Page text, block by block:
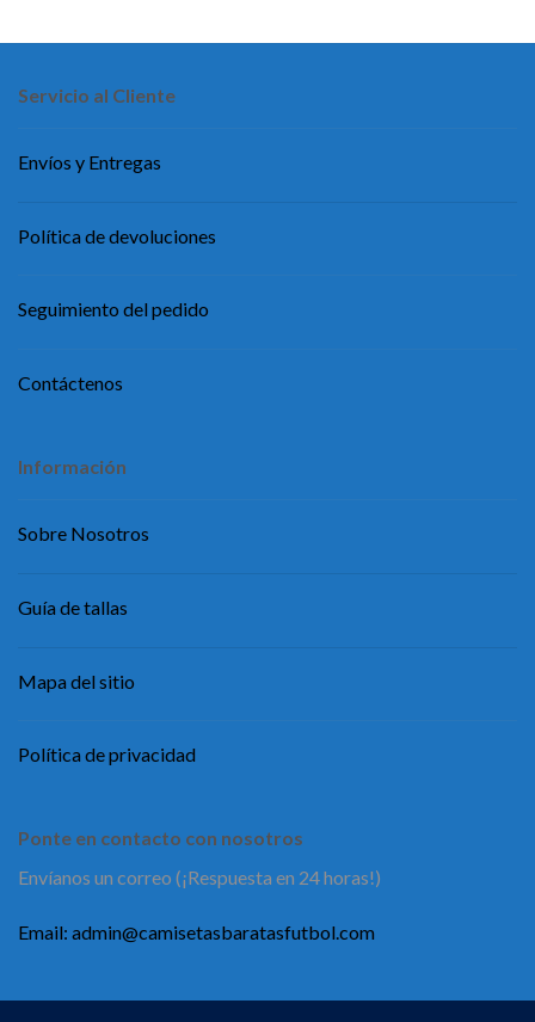
Servicio al Cliente
Envíos y Entregas
Política de devoluciones
Seguimiento del pedido
Contáctenos
Información
Sobre Nosotros
Guía de tallas
Mapa del sitio
Política de privacidad
Ponte en contacto con nosotros
Envíanos un correo (¡Respuesta en 24 horas!)
Email: admin@camisetasbaratasfutbol.com